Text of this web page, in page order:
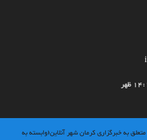
به خبرگزاری کرمان شهر آنلاین(وابسته به